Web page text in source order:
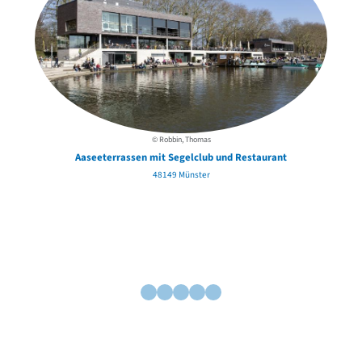
© Robbin, Thomas
Aaseeterrassen mit Segelclub und Restaurant
48149 Münster